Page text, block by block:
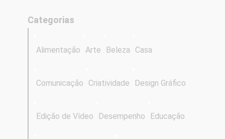
Categorias
Alimentação Arte Beleza Casa
Comunicação Criatividade Design Gráfico
Edição de Vídeo Desempenho Educação